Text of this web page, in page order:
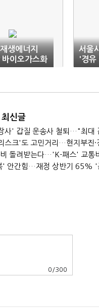
생에너지
이오가스화
체 4곳 선정
서울
'경유
환경'
신글
사' 갑질 운송사 철퇴…"최대
스크'도 고민거리…현지부진·
비 돌려받는다…'K-패스' 교통
' 안간힘…재정 상반기 65% '
0 /300